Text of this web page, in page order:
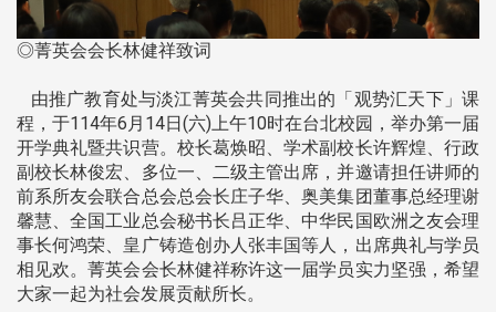
◎菁英会会长林健祥致词
由推广教育处与淡江菁英会共同推出的「观势汇天下」课
程，于114年6月14日(六)上午10时在台北校园，举办第一届
开学典礼暨共识营。校长葛焕昭、学术副校长许辉煌、行政
副校长林俊宏、多位一、二级主管出席，并邀请担任讲师的
前系所友会联合总会总会长庄子华、奥美集团董事总经理谢
馨慧、全国工业总会秘书长吕正华、中华民国欧洲之友会理
事长何鸿荣、皇广铸造创办人张丰国等人，出席典礼与学员
相见欢。菁英会会长林健祥称许这一届学员实力坚强，希望
大家一起为社会发展贡献所长。